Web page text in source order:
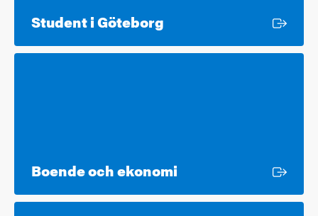
Student i Göteborg
Boende och ekonomi